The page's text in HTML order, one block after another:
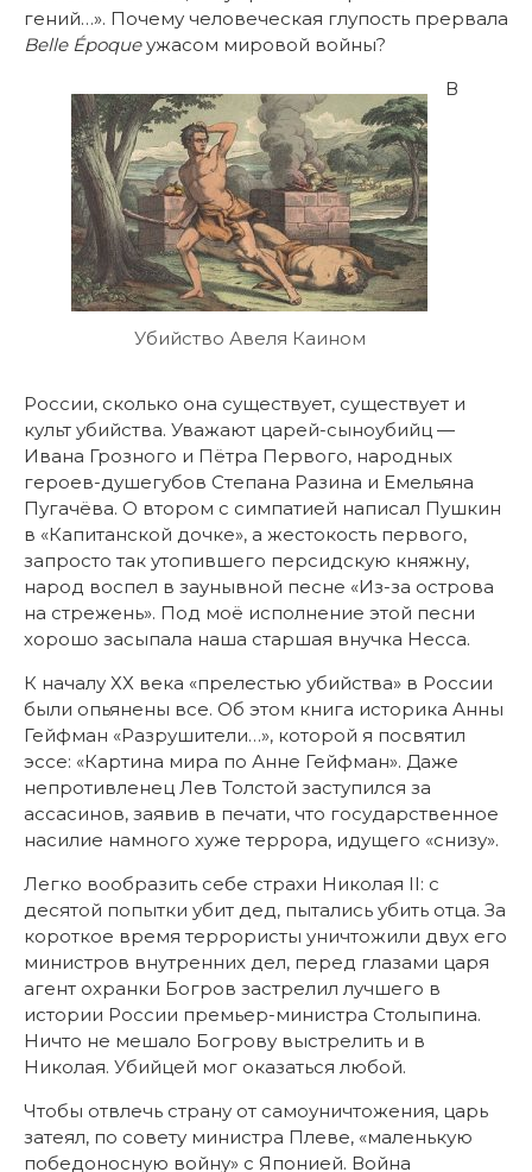
гений…». Почему человеческая глупость прервала
Belle Époqueужасом мировой войны?
Убийство Авеля Каином
В
России, сколько она существует, существует и
культ убийства. Уважают царей-сыноубийц —
Ивана Грозного и Пётра Первого, народных
героев-душегубов Степана Разина и Емельяна
Пугачёва. О втором с симпатией написал Пушкин
в «Капитанской дочке», а жестокость первого,
запросто так утопившего персидскую княжну,
народ воспел в заунывной песне «Из-за острова
на стрежень». Под моё исполнение этой песни
хорошо засыпала наша старшая внучка Несса.
К началу ХХ века «прелестью убийства» в России
были опьянены все. Об этом книга историка Анны
Гейфман «Разрушители…», которой я посвятил
эссе: «Картина мира по Анне Гейфман». Даже
непротивленец Лев Толстой заступился за
ассасинов, заявив в печати, что государственное
насилие намного хуже террора, идущего «снизу».
Легко вообразить себе страхи Николая II: с
десятой попытки убит дед, пытались убить отца. За
короткое время террористы уничтожили двух его
министров внутренних дел, перед глазами царя
агент охранки Богров застрелил лучшего в
истории России премьер-министра Столыпина.
Ничто не мешало Богрову выстрелить и в
Николая. Убийцей мог оказаться любой.
Чтобы отвлечь страну от самоуничтожения, царь
затеял, по совету министра Плеве, «маленькую
победоносную войну» с Японией. Война